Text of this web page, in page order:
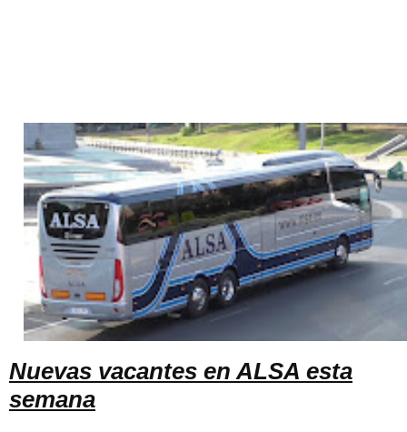
Nuevas vacantes en ALSA esta
semana